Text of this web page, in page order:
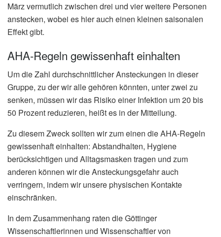
März vermutlich zwischen drei und vier weitere Personen
anstecken, wobei es hier auch einen kleinen saisonalen
Effekt gibt.
AHA-Regeln gewissenhaft einhalten
Um die Zahl durchschnittlicher Ansteckungen in dieser
Gruppe, zu der wir alle gehören könnten, unter zwei zu
senken, müssen wir das Risiko einer Infektion um 20 bis
50 Prozent reduzieren, heißt es in der Mitteilung.
Zu diesem Zweck sollten wir zum einen die AHA-Regeln
gewissenhaft einhalten: Abstandhalten, Hygiene
berücksichtigen und Alltagsmasken tragen und zum
anderen können wir die Ansteckungsgefahr auch
verringern, indem wir unsere physischen Kontakte
einschränken.
In dem Zusammenhang raten die Göttinger
Wissenschaftlerinnen und Wissenschaftler von